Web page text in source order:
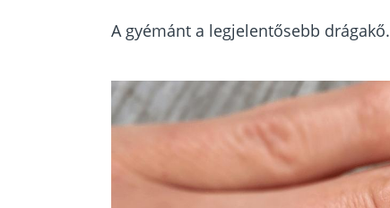
A gyémánt a legjelentősebb drágakő.